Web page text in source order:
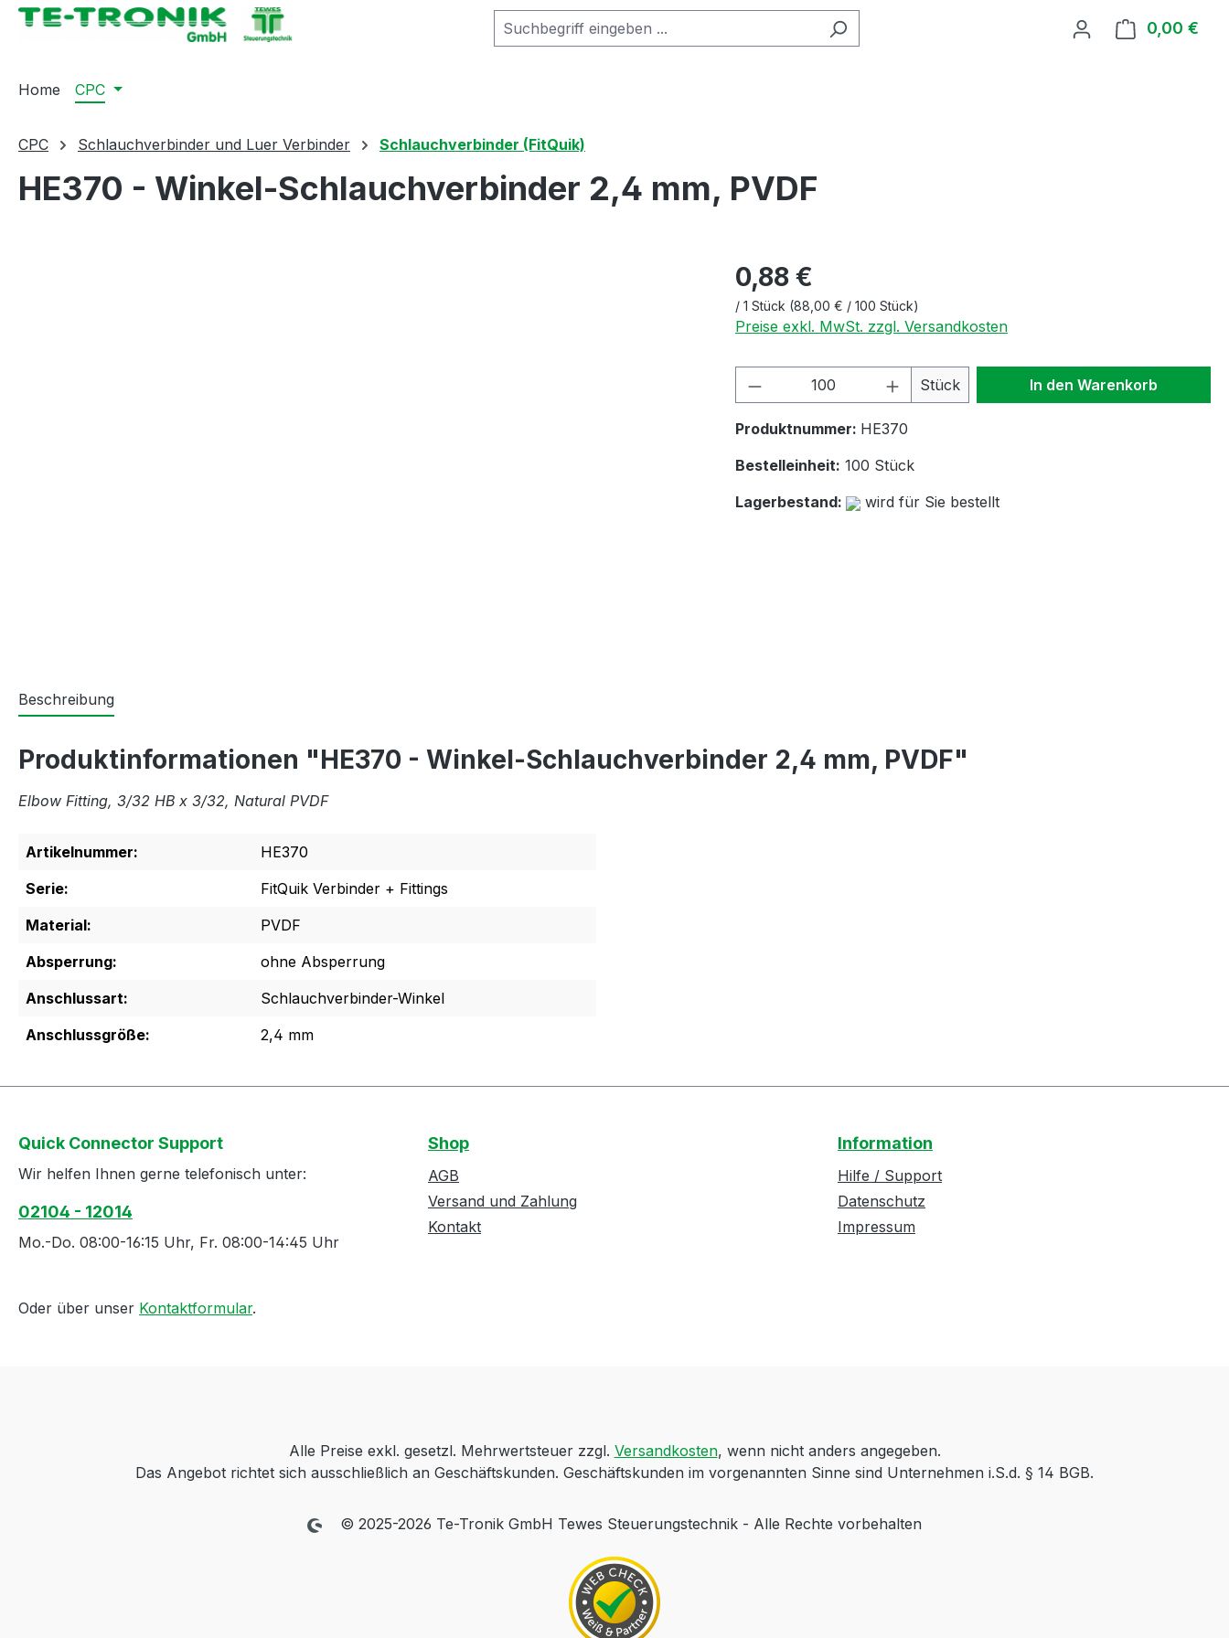
Zur Hauptnavigation springen 0,00 €
Home CPC
CPC Schlauchverbinder und Luer Verbinder Schlauchverbinder (FitQuik)
HE370 - Winkel-Schlauchverbinder 2,4 mm, PVDF
0,88 €
/ 1 Stück (88,00 € / 100 Stück)
Preise exkl. MwSt. zzgl. Versandkosten
Produkt Anzahl: Gib den gewünschten Wert
Stück In den Warenkorb
Produktnummer: HE370
Bestelleinheit: 100 Stück
Lagerbestand:
wird für Sie bestellt
Beschreibung
Produktinformationen "HE370 - Winkel-Schlauchverbinder 2,4 mm, PVDF"
Elbow Fitting, 3/32 HB x 3/32, Natural PVDF
Artikelnummer:
HE370
Serie:
FitQuik Verbinder + Fittings
Material:
PVDF
Absperrung:
ohne Absperrung
Anschlussart:
Schlauchverbinder-Winkel
Anschlussgröße:
2,4 mm
Quick Connector Support
Wir helfen Ihnen gerne telefonisch unter:
02104 - 12014
Mo.-Do. 08:00-16:15 Uhr, Fr. 08:00-14:45 Uhr
Oder über unser Kontaktformular.
Shop
AGB
Versand und Zahlung
Kontakt
Information
Hilfe / Support
Datenschutz
Impressum
Alle Preise exkl. gesetzl. Mehrwertsteuer zzgl. Versandkosten, wenn nicht anders angegeben.
Das Angebot richtet sich ausschließlich an Geschäftskunden. Geschäftskunden im vorgenannten Sinne sind Unternehmen i.S.d. § 14 BGB.
© 2025-2026 Te-Tronik GmbH Tewes Steuerungstechnik - Alle Rechte vorbehalten